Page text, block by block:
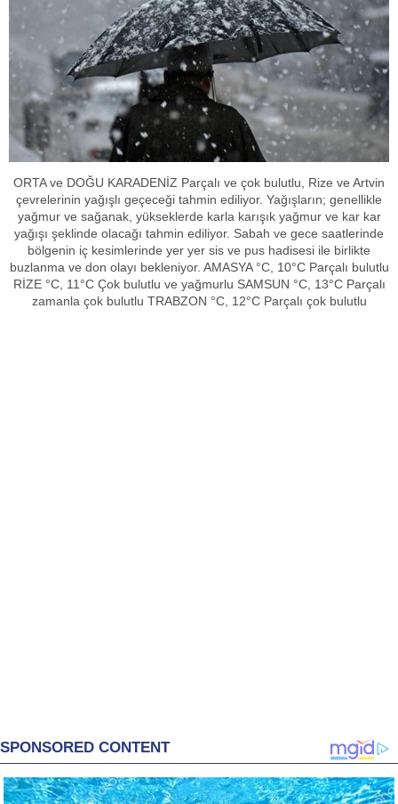
ORTA ve DOĞU KARADENİZ Parçalı ve çok bulutlu, Rize ve Artvin
çevrelerinin yağışlı geçeceği tahmin ediliyor. Yağışların; genellikle
yağmur ve sağanak, yükseklerde karla karışık yağmur ve kar kar
yağışı şeklinde olacağı tahmin ediliyor. Sabah ve gece saatlerinde
bölgenin iç kesimlerinde yer yer sis ve pus hadisesi ile birlikte
buzlanma ve don olayı bekleniyor. AMASYA °C, 10°C Parçalı bulutlu
RİZE °C, 11°C Çok bulutlu ve yağmurlu SAMSUN °C, 13°C Parçalı
zamanla çok bulutlu TRABZON °C, 12°C Parçalı çok bulutlu